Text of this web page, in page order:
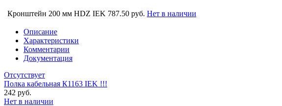
Кронштейн 200 мм HDZ IEK 787.50 руб. Нет в наличии
Описание
Характеристики
Комментарии
Документация
Отсутствует
Полка кабельная К1163 IEK !!!
242 руб.
Нет в наличии